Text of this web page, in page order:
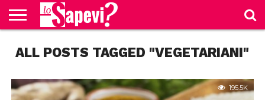
BENESSERE
GOSSIP
PRODOTTI
AMAZON
NEWS
CASA E
CUCINA
ALL POSTS TAGGED "VEGETARIANI"
195.5K